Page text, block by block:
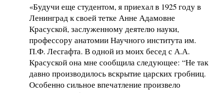
«Будучи еще студентом, я приехал в 1925 году в
Ленинград к своей тетке Анне Адамовне
Красуской, заслуженному деятелю науки,
профессору анатомии Научного института им.
П.Ф. Лесгафта. В одной из моих бесед с А.А.
Красуской она мне сообщила следующее: “Не так
давно производилось вскрытие царских гробниц.
Особенно сильное впечатление произвело